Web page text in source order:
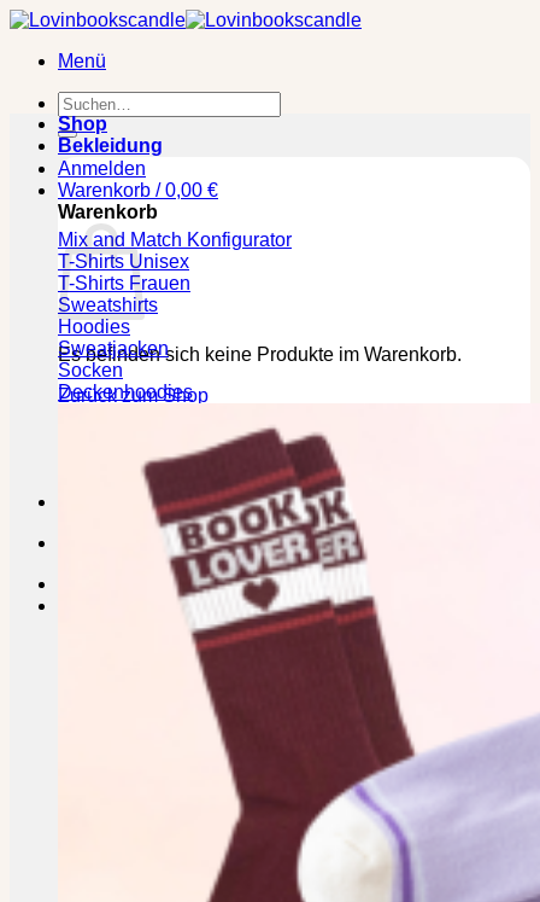
Zum
springenMenü
Suchen
nach:
Anmelden
Warenkorb /0,00 €
Warenkorb
Es befinden sich keine Produkte im Warenkorb.
Zurück zum Shop
🕒 Die jeweilige Lieferzeit bitte den Produktseiten
entnehmen!
Shop
Bekleidung
Mix and Match Konfigurator
T-Shirts Unisex
T-Shirts Frauen
Sweatshirts
Hoodies
Sweatjacken
Socken
Deckenhoodies